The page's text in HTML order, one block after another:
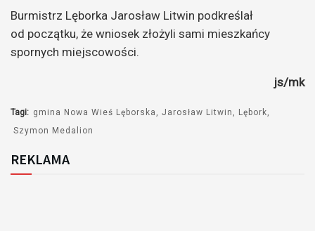
Burmistrz Lęborka Jarosław Litwin podkreślał
od początku, że wniosek złożyli sami mieszkańcy
spornych miejscowości.
js/mk
Tagi: gmina Nowa Wieś Lęborska Jarosław Litwin
Lębork
Szymon Medalion
REKLAMA